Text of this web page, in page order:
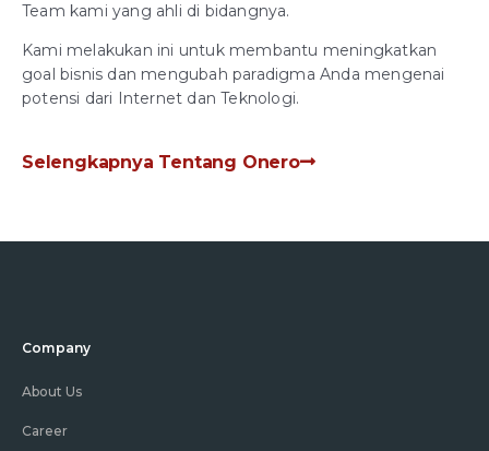
Team kami yang ahli di bidangnya.
Kami melakukan ini untuk membantu meningkatkan
goal bisnis dan mengubah paradigma Anda mengenai
potensi dari Internet dan Teknologi.
Selengkapnya Tentang Onero
Company
About Us
Career